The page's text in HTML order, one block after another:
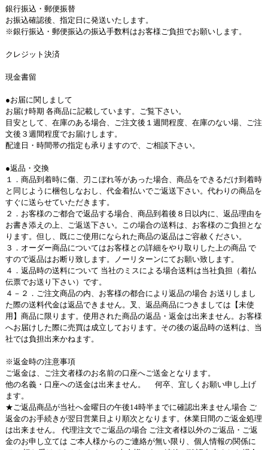
銀行振込・郵便振替
お振込確認後、指定日に発送いたします。
※銀行振込・郵便振込の振込手数料はお客様ご負担でお願いします。
クレジット決済
現金書留
●お届に関しまして
お届け時期 各商品に記載しています。ご覧下さい。
目安として、在庫のある場合、ご注文後１週間程度、在庫のない場、ご注
文後３週間程度でお届けします。
配達日・時間帯の指定も承りますので、ご相談下さい。
●返品・交換
１．商品到着時に傷、刃こぼれ等があった場合、商品をできるだけ到着時
と同じように梱包しなおし、代金着払いでご返送下さい。代わりの商品を
すぐに送らせていただきます。
２．お客様のご都合で返品する場合、商品到着後８日以内に、返品理由を
お書き添えの上、ご返送下さい。この場合の送料は、お客様のご負担とな
ります。但し、既にご使用になられた商品の返品はご容赦ください。
３．オーダー商品についてはお客様との詳細をやり取りした上の商品 で
すので返品はお断り致します。ノーリターンにてお願い致します。
４．返品時の送料について 当社のミスによる場合送料は当社負担（着払
伝票でお送り下さい）です。
４－２．ご注文商品の内、お客様の都合により返品の場合 お送りしまし
た際の送料代金は返品できません。叉、返品商品につきましては【未使
用】商品に限ります。使用された商品の返品・返金は出来ません。お客様
へお届けした際に売買は成立しております。その後の返品時の送料は、当
社では負担出来かねます。
※返金時の注意事項
ご返金は、ご注文者様のお名前の口座へご送金となります。
他の名義・口座への送金は出来ません。 何卒、宜しくお願い申し上げ
ます。
★ご返品商品が当社へ金曜日の午後14時半までに確認出来ません場合 ご
返金のお手続きが翌日営業日より順次となります。休業日間のご返金処理
は出来ません。 代理注文でご返品の場合 ご注文者様以外のご返品・ご返
金のお申し立ては ご本人様からのご連絡が無い限り、個人情報の関係に